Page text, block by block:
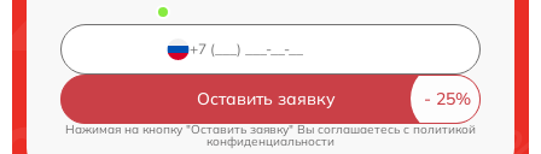
Оставить заявку
Нажимая на кнопку "Оставить заявку" Вы соглашаетесь cполитикой
конфиденциальности